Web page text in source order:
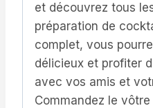
et découvrez tous
préparation de
complet, vous
délicieux et profiter
avec vos amis et
Commandez le vôtre